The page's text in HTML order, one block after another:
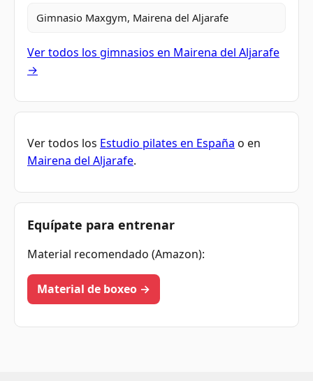
Gimnasio Maxgym, Mairena del Aljarafe
Ver todos los gimnasios en Mairena del Aljarafe
→
Ver todos los Estudio pilates en España o en
Mairena del Aljarafe.
Equípate para entrenar
Material recomendado (Amazon):
Material de boxeo →